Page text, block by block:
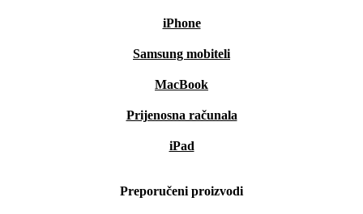
iPhone
Samsung mobiteli
MacBook
Prijenosna računala
iPad
Preporučeni proizvodi